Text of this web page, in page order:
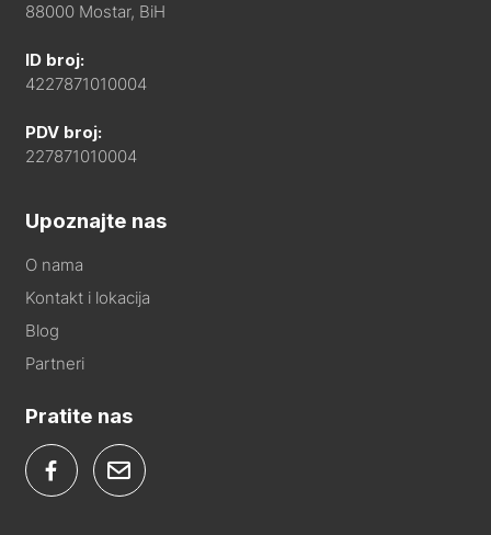
88000 Mostar, BiH
ID broj:
4227871010004
PDV broj:
227871010004
Upoznajte nas
O nama
Kontakt i lokacija
Blog
Partneri
Pratite nas